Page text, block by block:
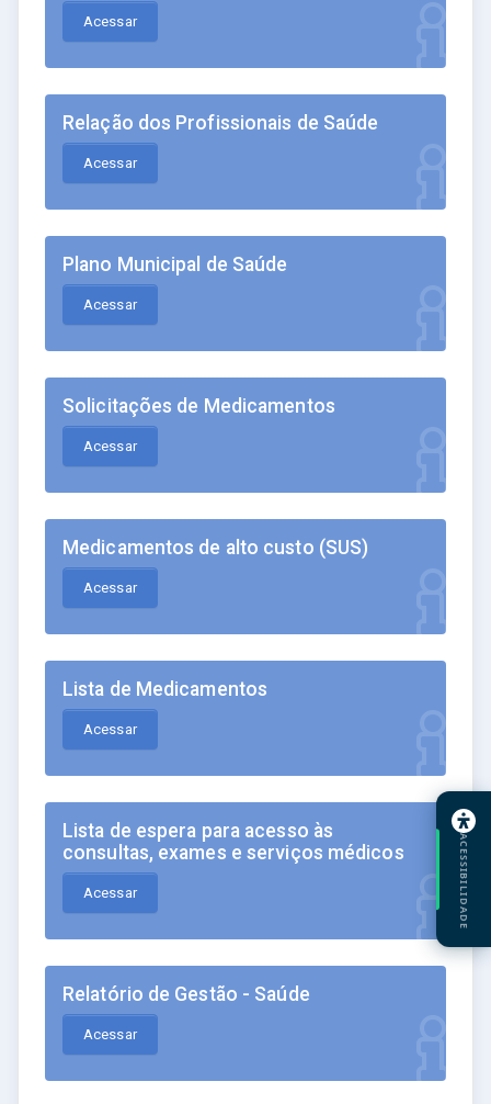
Acessar
Relação dos Profissionais de Saúde
Acessar
Plano Municipal de Saúde
Acessar
Solicitações de Medicamentos
Acessar
Medicamentos de alto custo (SUS)
Acessar
Lista de Medicamentos
Acessar
Lista de espera para acesso às
consultas, exames e serviços médicos
Acessar
Relatório de Gestão - Saúde
Acessar
ACESSIBILIDADE